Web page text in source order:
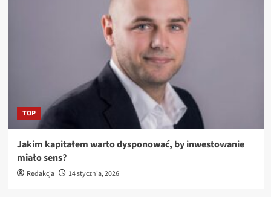
TOP
Jakim kapitałem warto dysponować, by inwestowanie
miało sens?
Redakcja 14 stycznia, 2026